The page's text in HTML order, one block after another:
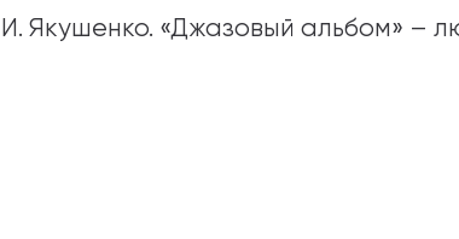
И. Якушенко. «Джазовый альбом» –